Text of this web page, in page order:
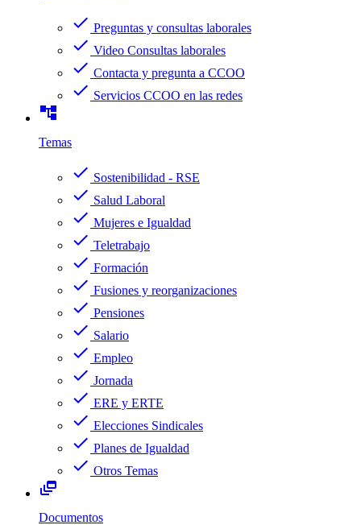
check Preguntas y consultas laborales
check Video Consultas laborales
check Contacta y pregunta a CCOO
check Servicios CCOO en las redes
account_tree
Temas
check Sostenibilidad - RSE
check Salud Laboral
check Mujeres e Igualdad
check Teletrabajo
check Formación
check Fusiones y reorganizaciones
check Pensiones
check Salario
check Empleo
check Jornada
check ERE y ERTE
check Elecciones Sindicales
check Planes de Igualdad
check Otros Temas
dynamic_feed
Documentos